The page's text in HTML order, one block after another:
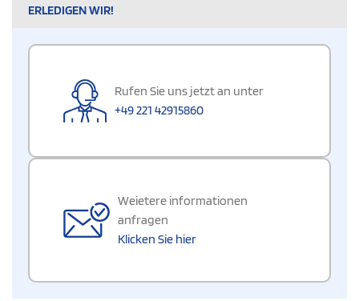
ERLEDIGEN WIR!
Rufen Sie uns jetzt an unter
+49 221 42915860
Weietere informationen
anfragen
Klicken Sie hier